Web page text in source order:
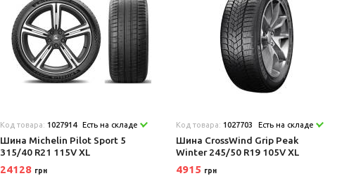
Код товара: 1027914 Есть на складе
Шина Michelin Pilot Sport 5
315/40 R21 115V XL
24128 грн
Код товара: 1027703 Есть на складе
Шина CrossWind Grip Peak
Winter 245/50 R19 105V XL
4915 грн